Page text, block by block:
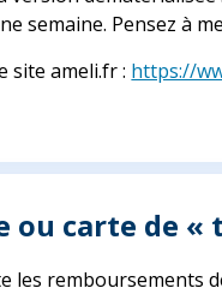
semaine. Pensez à
site ameli.fr : https://
carte de «
remboursements